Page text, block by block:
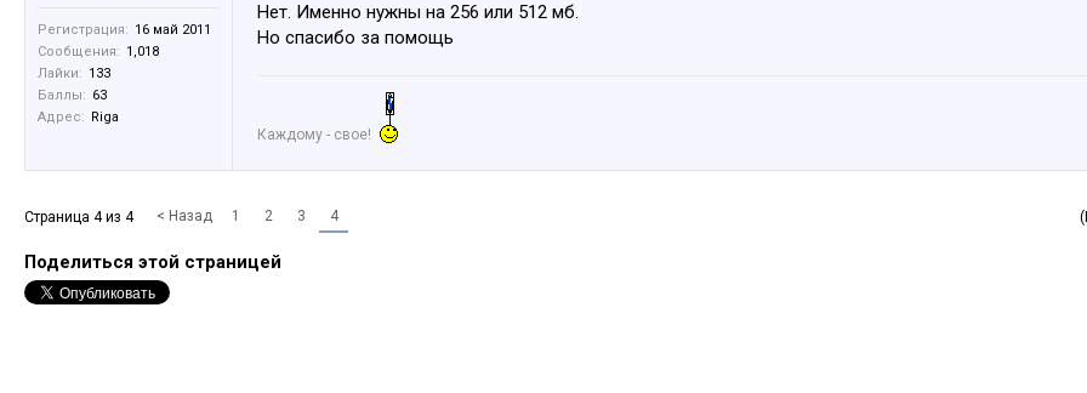
Регистрация: 16 май 2011
Сообщения: 1,018
Лайки: 133
Баллы: 63
Адрес: Riga
Нет. Именно нужны на 256 или 512 мб.
Но спасибо за помощь
Каждому - свое!
Страница 4 из 4 < Назад 1 2 3 4
Поделиться этой страницей